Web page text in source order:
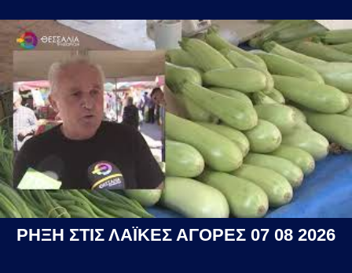
ΡΗΞΗ ΣΤΙΣ ΛΑΪΚΕΣ ΑΓΟΡΕΣ 07 08 2026